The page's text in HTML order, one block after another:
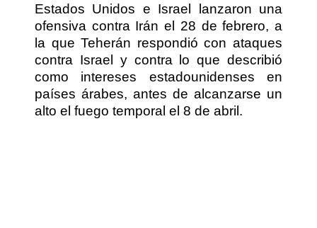
Estados Unidos e Israel lanzaron una
ofensiva contra Irán el 28 de febrero, a
la que Teherán respondió con ataques
contra Israel y contra lo que describió
como intereses estadounidenses en
países árabes, antes de alcanzarse un
alto el fuego temporal el 8 de abril.